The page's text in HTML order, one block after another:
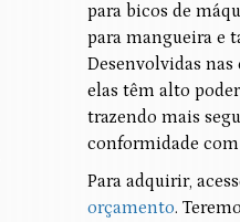
para bicos de
para mangueira e
Desenvolvidas nas
elas têm alto
trazendo mais
conformidade com
Para adquirir,
orçamento.